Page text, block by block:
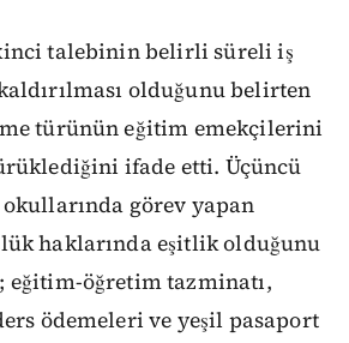
talebinin belirli süreli iş
olduğunu belirten
türünün eğitim emekçilerini
ifade etti. Üçüncü
görev yapan
haklarında eşitlik olduğunu
eğitim-öğretim tazminatı,
ödemeleri ve yeşil pasaport